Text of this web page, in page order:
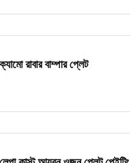
ক্যামো রাবার বাম্পার প্লেট